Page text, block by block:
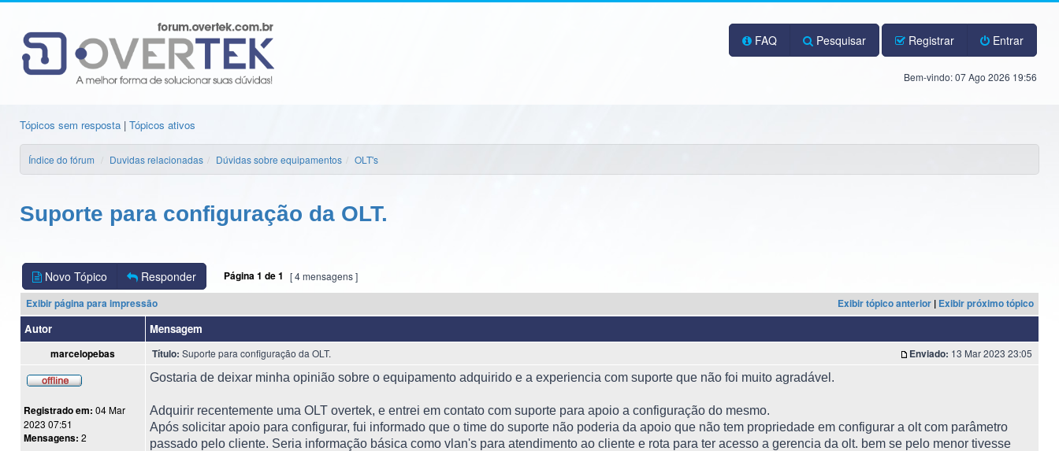
FAQ Pesquisar Registrar Entrar
Bem-vindo: 07 Ago 2026 19:56
Tópicos sem resposta | Tópicos ativos
Índice do fórum Duvidas relacionadas Dúvidas sobre equipamentos OLT's
Suporte para configuração da OLT.
Novo Tópico Responder Página1 de1 [ 4 mensagens ]
Exibir página para impressão Exibir tópico anterior | Exibir próximo tópico
Autor Mensagem
marcelopebas Título: Suporte para configuração da OLT. Enviado: 13 Mar 2023 23:05
Registrado em: 04 Mar
2023 07:51
Mensagens: 2
Gostaria de deixar minha opinião sobre o equipamento adquirido e a experiencia com suporte que não foi muito agradável.
Adquirir recentemente uma OLT overtek, e entrei em contato com suporte para apoio a configuração do mesmo.
Após solicitar apoio para configurar, fui informado que o time do suporte não poderia da apoio que não tem propriedade em configurar a olt com parâmetro
passado pelo cliente. Seria informação básica como vlan's para atendimento ao cliente e rota para ter acesso a gerencia da olt. bem se pelo menor tivesse